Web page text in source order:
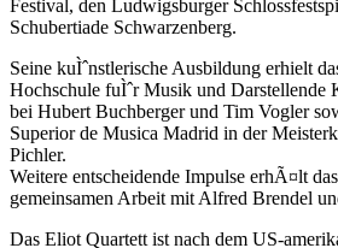
Festival, den Ludwigsburger
Schubertiade Schwarzenberg.
Seine kuÌˆnstlerische Ausbildung erhielt
Hochschule fuÌˆr Musik und Darstellende
bei Hubert Buchberger und Tim Vogler
Superior de Musica Madrid in der
Pichler.
Weitere entscheidende Impulse erhÃ¤lt
gemeinsamen Arbeit mit Alfred Brendel
Das Eliot Quartett ist nach dem US-